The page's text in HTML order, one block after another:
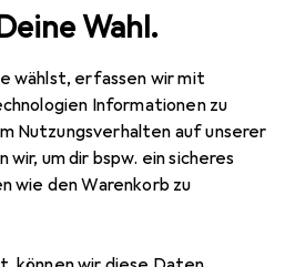
Wahl.
wählst, erfassen wir mit
Informationen zu
Nutzungsverhalten auf unserer
um dir bspw. ein sicheres
wie den Warenkorb zu
Adapter StarTech PS/2 auf USB
3 Bilder
USB